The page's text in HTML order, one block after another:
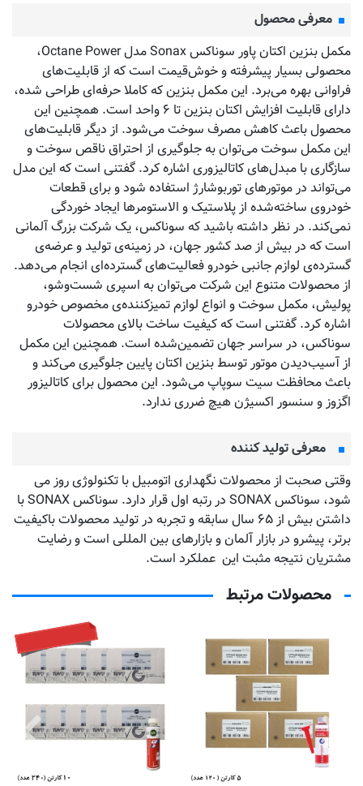
معرفی محصول
مکمل بنزین اکتان پاور سوناکس Sonax مدل Octane Power،
محصولی بسیار پیشرفته و خوش‌قیمت است که از قابلیت‌های
فراوانی بهره می‌برد. این مکمل بنزین که کاملا حرفه‌ای طراحی‌ شده،
دارای قابلیت افزایش اکتان بنزین تا ۶ واحد است. همچنین این
محصول باعث کاهش مصرف سوخت می‌شود. از دیگر قابلیت‌های
این مکمل سوخت می‌توان به جلوگیری از احتراق ناقص سوخت و
سازگاری با مبدل‌های کاتالیزوری اشاره کرد. گفتنی است که این مدل
می‌تواند در موتورهای توربوشارژ استفاده شود و برای قطعات
خودروی ساخته‌شده از پلاستیک و الاستومرها ایجاد خوردگی
نمی‌کند. در نظر داشته باشید که سوناکس، یک شرکت بزرگ آلمانی
است که در بیش از صد کشور جهان، در زمینه‌ی تولید و عرضه‌ی
گسترده‌ی لوازم جانبی خودرو فعالیت‌های گسترده‌ای انجام می‌دهد.
از محصولات متنوع این شرکت می‌توان به اسپری شست‌وشو،
پولیش، مکمل سوخت و انواع لوازم تمیزکننده‌ی مخصوص خودرو
اشاره کرد. گفتنی است که کیفیت ساخت بالای محصولات
سوناکس، در سراسر جهان تضمین‌شده است. همچنین این مکمل
از آسیب‌‎دیدن موتور توسط بنزین اکتان پایین جلوگیری می‌کند و
باعث محافظت سیت سوپاپ می‌شود. این محصول برای کاتالیزور
اگزوز و سنسور اکسیژن هیچ ضرری ندارد.
معرفی تولید کننده
وقتی صحبت از محصولات نگهداری اتومبیل با تکنولوژی روز می
شود، سوناکس SONAX در رتبه اول قرار دارد. سوناکس SONAX با
داشتن بیش از ۶۵ سال سابقه و تجربه در تولید محصولات باکیفیت
برتر، پیشرو در بازار آلمان و بازارهای بین المللی است و رضایت
مشتریان نتیجه مثبت این عملکرد است.
محصولات مرتبط
تماس بگیرید